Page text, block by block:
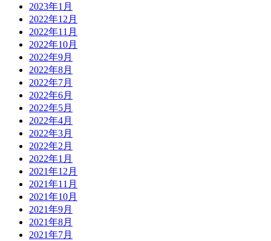
2023年1月
2022年12月
2022年11月
2022年10月
2022年9月
2022年8月
2022年7月
2022年6月
2022年5月
2022年4月
2022年3月
2022年2月
2022年1月
2021年12月
2021年11月
2021年10月
2021年9月
2021年8月
2021年7月